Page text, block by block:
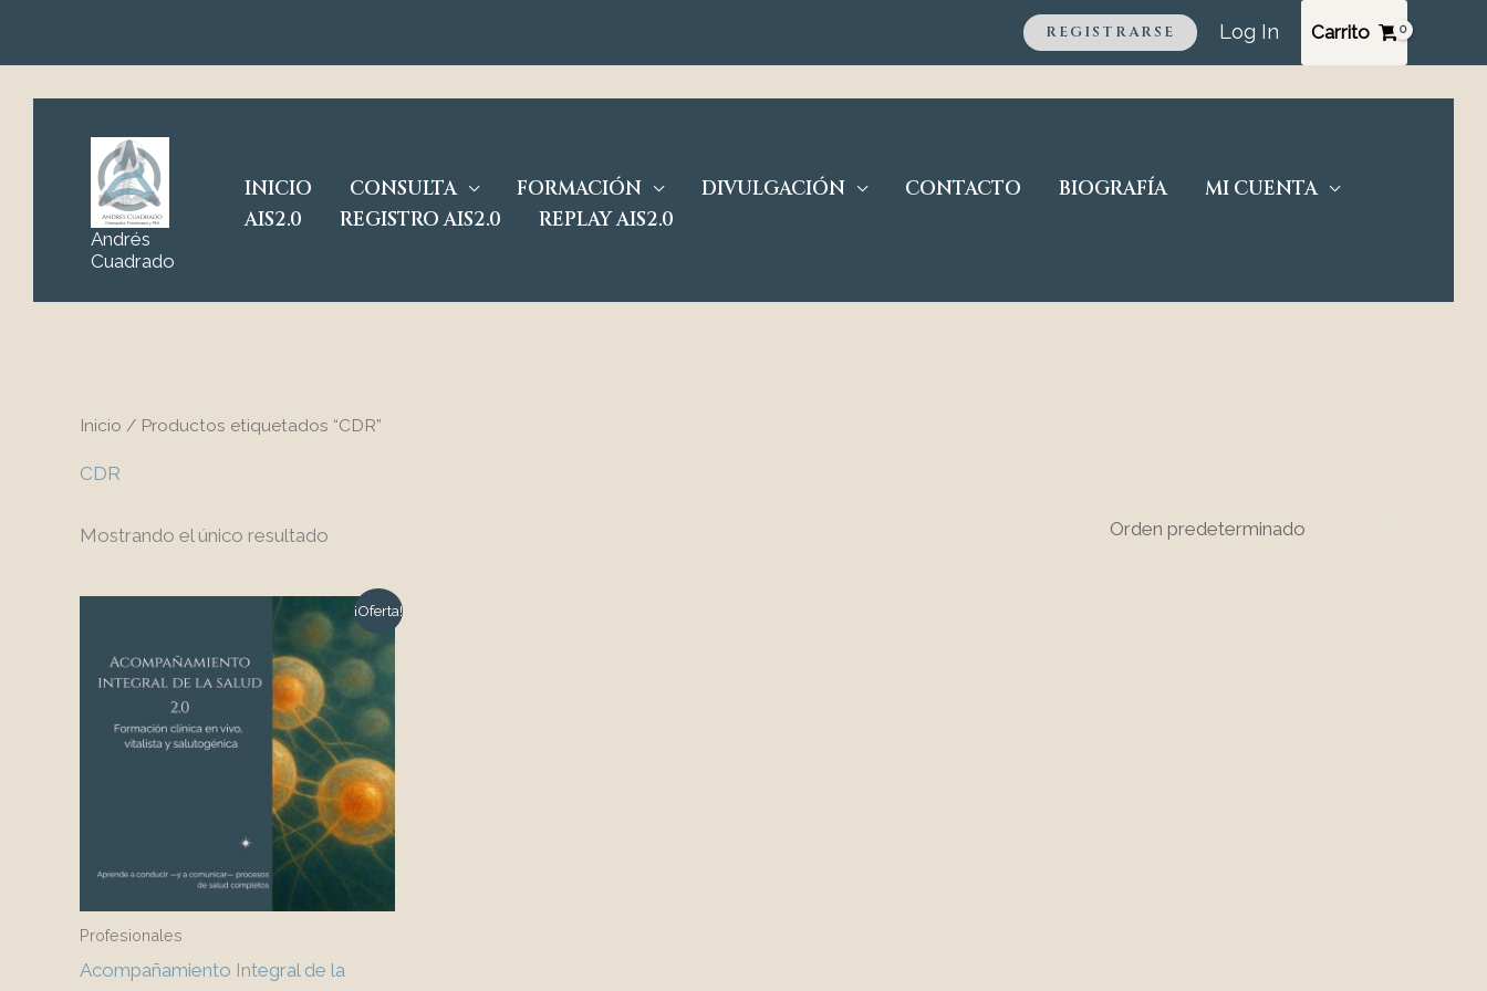
REGISTRARSE Log In Carrito
Andrés
Cuadrado
INICIO CONSULTA FORMACIÓN DIVULGACIÓN CONTACTO BIOGRAFÍA
MI CUENTA
AIS2.0
REGISTRO AIS2.0 REPLAY AIS2.0
Inicio / Productos etiquetados “CDR”
CDR
Mostrando el único resultado
¡Oferta!
Profesionales
Acompañamiento Integral de la